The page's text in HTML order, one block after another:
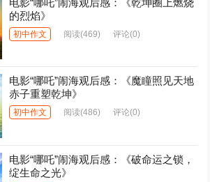
的烈焰》
初中作文 阅读(469) 评论(0)
电影“哪吒”闹海观后感：《魔瞳照见天地
赤子重塑乾坤》
初中作文 阅读(486) 评论(0)
电影“哪吒”闹海观后感：《破命运之锁，
绽生命之光》